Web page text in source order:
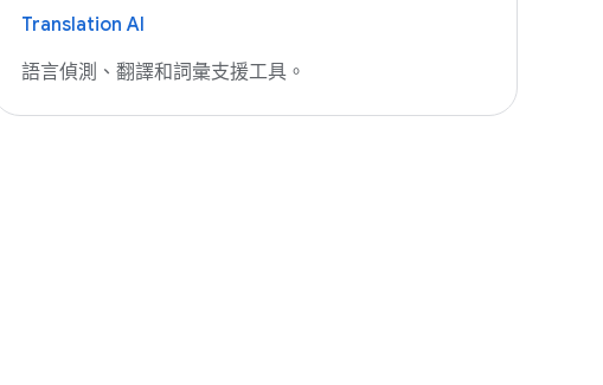
Translation AI
語言偵測、翻譯和詞彙支援工具。